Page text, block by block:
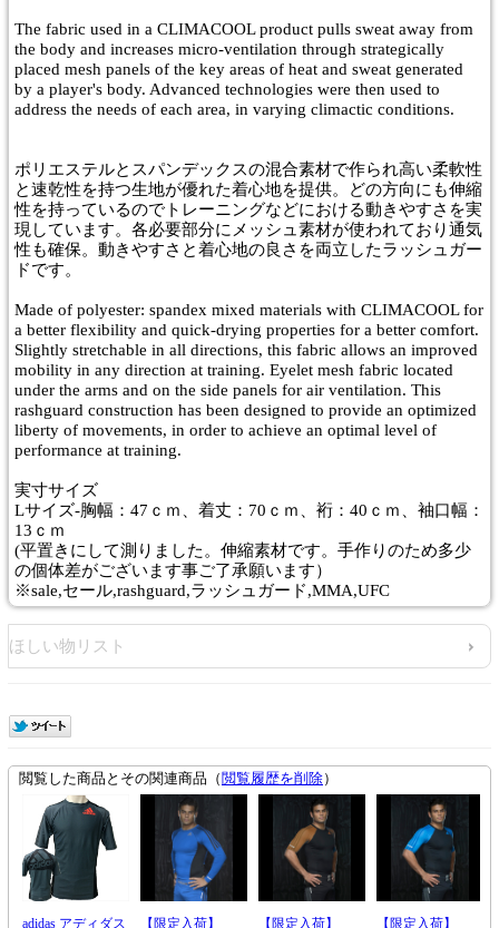
The fabric used in a CLIMACOOL product pulls sweat away from
the body and increases micro-ventilation through strategically
placed mesh panels of the key areas of heat and sweat generated
by a player's body. Advanced technologies were then used to
address the needs of each area, in varying climactic conditions.
ポリエステルとスパンデックスの混合素材で作られ高い柔軟性
と速乾性を持つ生地が優れた着心地を提供。どの方向にも伸縮
性を持っているのでトレーニングなどにおける動きやすさを実
現しています。各必要部分にメッシュ素材が使われており通気
性も確保。動きやすさと着心地の良さを両立したラッシュガー
ドです。
Made of polyester: spandex mixed materials with CLIMACOOL for
a better flexibility and quick-drying properties for a better comfort.
Slightly stretchable in all directions, this fabric allows an improved
mobility in any direction at training. Eyelet mesh fabric located
under the arms and on the side panels for air ventilation. This
rashguard construction has been designed to provide an optimized
liberty of movements, in order to achieve an optimal level of
performance at training.
実寸サイズ
Lサイズ-胸幅：47ｃｍ、着丈：70ｃｍ、裄：40ｃｍ、袖口幅：
13ｃｍ
(平置きにして測りました。伸縮素材です。手作りのため多少
の個体差がございます事ご了承願います）
※sale,セール,rashguard,ラッシュガード,MMA,UFC
ほしい物リスト